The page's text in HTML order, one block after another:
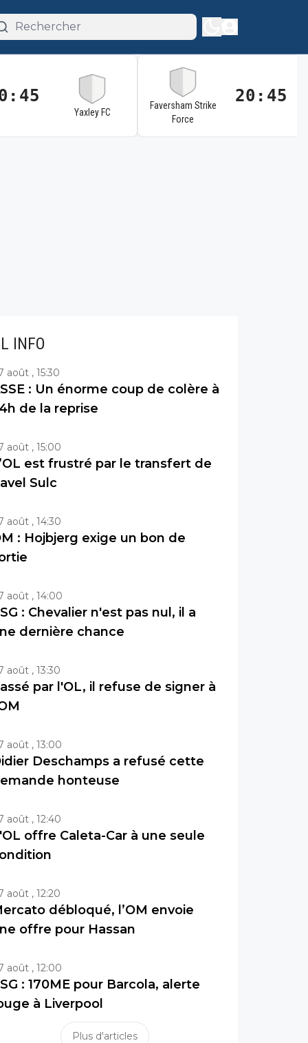
Yaxley FC
Faversham Strike
Force
20:45
INFO
août , 15:30
: Un énorme coup de colère à
de la reprise
août , 15:00
est frustré par le transfert de
Sulc
août , 14:30
: Hojbjerg exige un bon de
août , 14:00
: Chevalier n'est pas nul, il a
dernière chance
août , 13:30
par l'OL, il refuse de signer à
août , 13:00
Deschamps a refusé cette
honteuse
août , 12:40
offre Caleta-Car à une seule
août , 12:20
débloqué, l’OM envoie
offre pour Hassan
août , 12:00
: 170ME pour Barcola, alerte
à Liverpool
Plus d'articles